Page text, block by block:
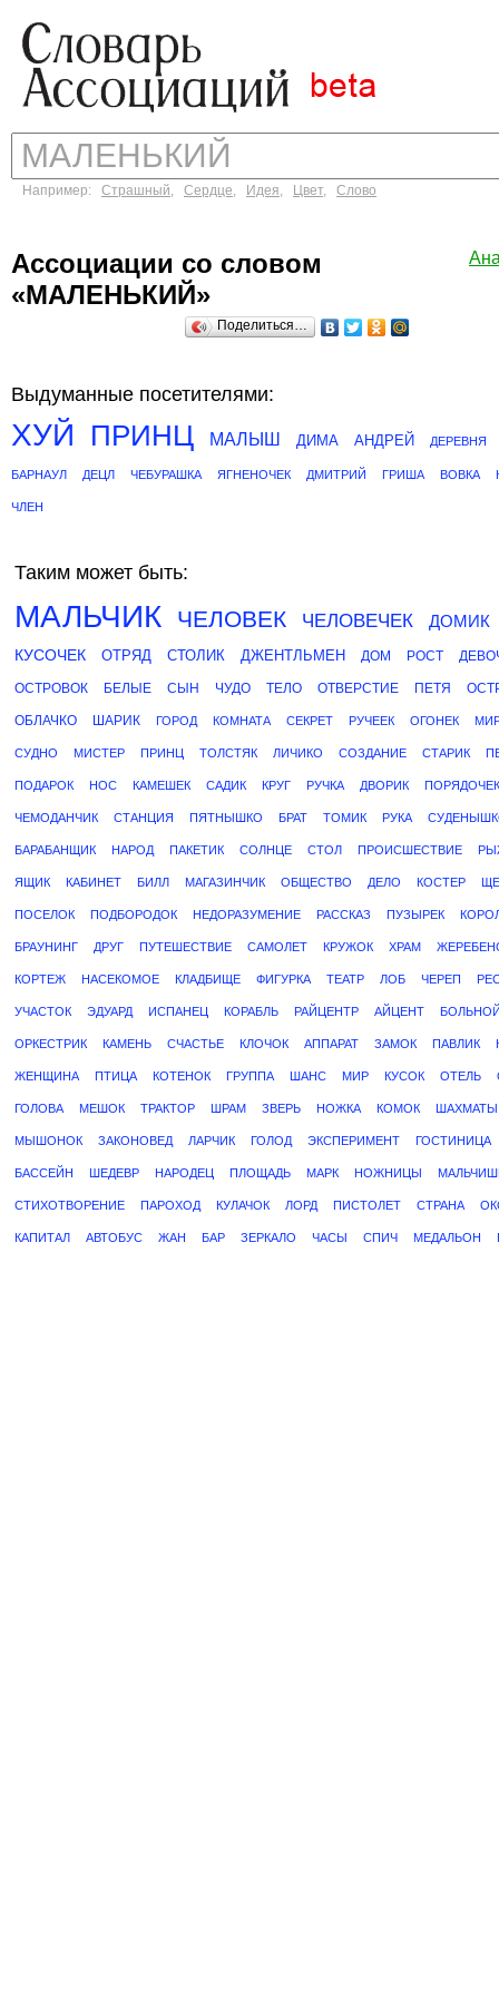
Например: Страшный, Сердце, Идея, Цвет, Слово
Ассоциации со словом
«МАЛЕНЬКИЙ»
Поделиться…
Выдуманные посетителями:
ХУЙ ПРИНЦ МАЛЫШ ДИМА АНДРЕЙ ДЕРЕВНЯ
БАРНАУЛ ДЕЦЛ ЧЕБУРАШКА ЯГНЕНОЧЕК ДМИТРИЙ ГРИША ВОВКА
ЧЛЕН
Таким может быть:
МАЛЬЧИК ЧЕЛОВЕК ЧЕЛОВЕЧЕК ДОМИК
КУСОЧЕК ОТРЯД СТОЛИК ДЖЕНТЛЬМЕН ДОМ РОСТ
ОСТРОВОК БЕЛЫЕ СЫН ЧУДО ТЕЛО ОТВЕРСТИЕ ПЕТЯ
ОБЛАЧКО ШАРИК ГОРОД КОМНАТА СЕКРЕТ РУЧЕЕК ОГОНЕК
СУДНО МИСТЕР ПРИНЦ ТОЛСТЯК ЛИЧИКО СОЗДАНИЕ СТАРИК
ПОДАРОК НОС КАМЕШЕК САДИК КРУГ РУЧКА ДВОРИК ПОРЯДОЧЕК
ЧЕМОДАНЧИК СТАНЦИЯ ПЯТНЫШКО БРАТ ТОМИК РУКА
БАРАБАНЩИК НАРОД ПАКЕТИК СОЛНЦЕ СТОЛ ПРОИСШЕСТВИЕ
ЯЩИК КАБИНЕТ БИЛЛ МАГАЗИНЧИК ОБЩЕСТВО ДЕЛО КОСТЕР
ПОСЕЛОК ПОДБОРОДОК НЕДОРАЗУМЕНИЕ РАССКАЗ ПУЗЫРЕК
БРАУНИНГ ДРУГ ПУТЕШЕСТВИЕ САМОЛЕТ КРУЖОК ХРАМ
КОРТЕЖ НАСЕКОМОЕ КЛАДБИЩЕ ФИГУРКА ТЕАТР ЛОБ ЧЕРЕП
УЧАСТОК ЭДУАРД ИСПАНЕЦ КОРАБЛЬ РАЙЦЕНТР АЙЦЕНТ
ОРКЕСТРИК КАМЕНЬ СЧАСТЬЕ КЛОЧОК АППАРАТ ЗАМОК ПАВЛИК
ЖЕНЩИНА ПТИЦА КОТЕНОК ГРУППА ШАНС МИР КУСОК ОТЕЛЬ
ГОЛОВА МЕШОК ТРАКТОР ШРАМ ЗВЕРЬ НОЖКА КОМОК ШАХМАТЫ
МЫШОНОК ЗАКОНОВЕД ЛАРЧИК ГОЛОД ЭКСПЕРИМЕНТ ГОСТИНИЦА
БАССЕЙН ШЕДЕВР НАРОДЕЦ ПЛОЩАДЬ МАРК НОЖНИЦЫ
СТИХОТВОРЕНИЕ ПАРОХОД КУЛАЧОК ЛОРД ПИСТОЛЕТ СТРАНА
КАПИТАЛ АВТОБУС ЖАН БАР ЗЕРКАЛО ЧАСЫ СПИЧ МЕДАЛЬОН